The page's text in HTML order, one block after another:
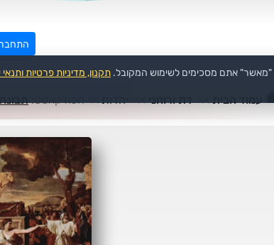
עמוד הבית >> דת ורוחני >> יהדות >>הפודקאסט:
"מאשר" אתם מסכימים לשימוש המקובל. תקנון, מדיניות פרטיות